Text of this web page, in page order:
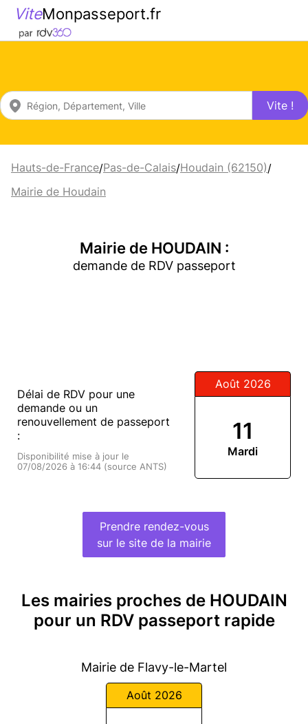
ViteMonpasseport.fr
Vite !
Hauts-de-France/Pas-de-Calais/Houdain (62150)/
Mairie de Houdain
Mairie de HOUDAIN :
demande de RDV passeport
Délai de RDV pour une
demande ou un
renouvellement de passeport
:
Disponibilité mise à jour le
07/08/2026 à 16:44 (source ANTS)
Août 2026
11
Mardi
Prendre rendez-vous
sur le site de la mairie
Les mairies proches de HOUDAIN
pour un RDV passeport rapide
Mairie de Flavy-le-Martel
Août 2026